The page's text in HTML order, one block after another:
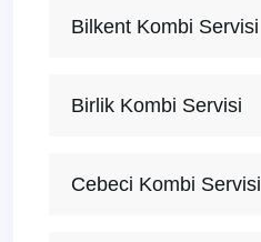
Bilkent Kombi Servisi
Birlik Kombi Servisi
Cebeci Kombi Servisi